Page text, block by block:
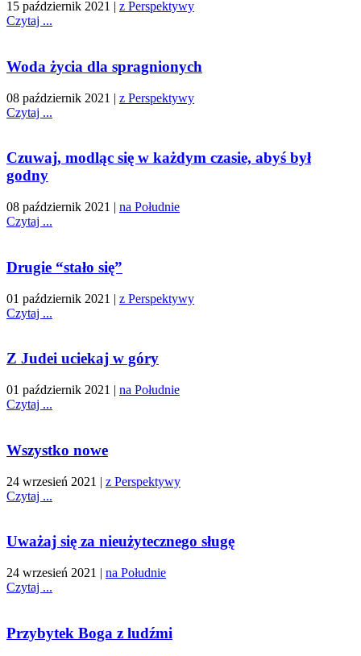
15 październik 2021 | z Perspektywy
Czytaj ...
Woda życia dla spragnionych
08 październik 2021 | z Perspektywy
Czytaj ...
Czuwaj, modląc się w każdym czasie, abyś był
godny
08 październik 2021 | na Południe
Czytaj ...
Drugie “stało się”
01 październik 2021 | z Perspektywy
Czytaj ...
Z Judei uciekaj w góry
01 październik 2021 | na Południe
Czytaj ...
Wszystko nowe
24 wrzesień 2021 | z Perspektywy
Czytaj ...
Uważaj się za nieużytecznego sługę
24 wrzesień 2021 | na Południe
Czytaj ...
Przybytek Boga z ludźmi